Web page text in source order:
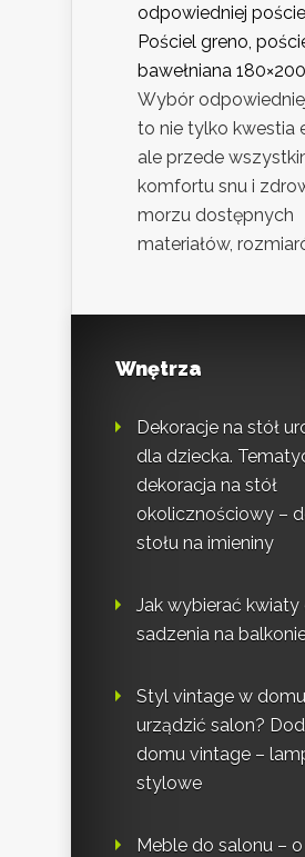
odpowiedniej
Pościel greno,
bawełniana 180×200
Wybór
to nie tylko kwestia
ale przede
komfortu snu i
morzu dostępnych
materiałów,
Wnętrza
Dekoracje na stół
dla dziecka.
dekoracja na stół
okolicznościowy –
stołu na imieniny
Jak wybierać kwiaty
sadzenia na
Styl vintage w
urządzić salon?
domu vintage –
stylowe
Meble do salonu –